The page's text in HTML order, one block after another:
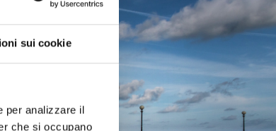
sui cookie
per analizzare il
che si occupano